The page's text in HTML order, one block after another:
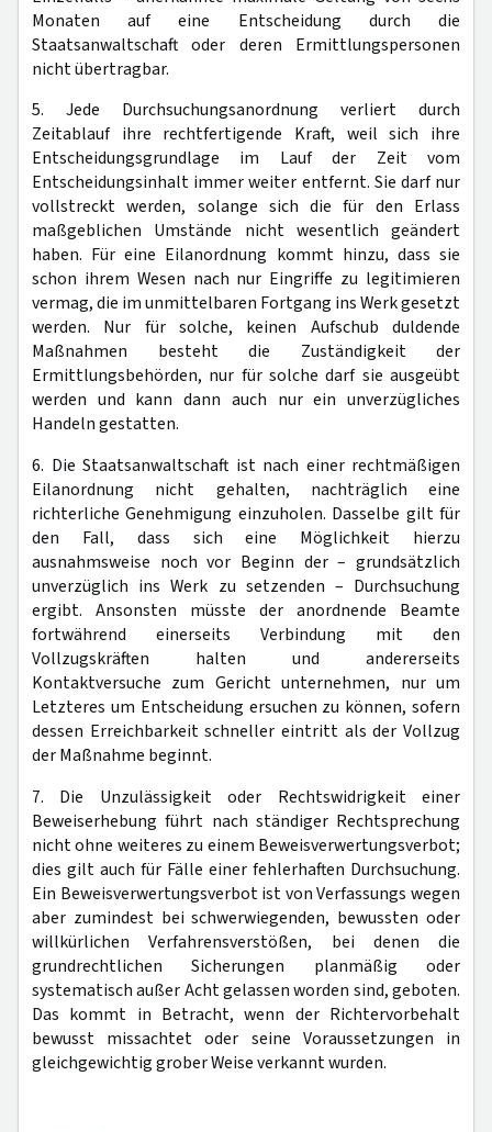
Monaten auf eine Entscheidung durch die
Staatsanwaltschaft oder deren Ermittlungspersonen
nicht übertragbar.
5. Jede Durchsuchungsanordnung verliert durch
Zeitablauf ihre rechtfertigende Kraft, weil sich ihre
Entscheidungsgrundlage im Lauf der Zeit vom
Entscheidungsinhalt immer weiter entfernt. Sie darf nur
vollstreckt werden, solange sich die für den Erlass
maßgeblichen Umstände nicht wesentlich geändert
haben. Für eine Eilanordnung kommt hinzu, dass sie
schon ihrem Wesen nach nur Eingriffe zu legitimieren
vermag, die im unmittelbaren Fortgang ins Werk gesetzt
werden. Nur für solche, keinen Aufschub duldende
Maßnahmen besteht die Zuständigkeit der
Ermittlungsbehörden, nur für solche darf sie ausgeübt
werden und kann dann auch nur ein unverzügliches
Handeln gestatten.
6. Die Staatsanwaltschaft ist nach einer rechtmäßigen
Eilanordnung nicht gehalten, nachträglich eine
richterliche Genehmigung einzuholen. Dasselbe gilt für
den Fall, dass sich eine Möglichkeit hierzu
ausnahmsweise noch vor Beginn der – grundsätzlich
unverzüglich ins Werk zu setzenden – Durchsuchung
ergibt. Ansonsten müsste der anordnende Beamte
fortwährend einerseits Verbindung mit den
Vollzugskräften halten und andererseits
Kontaktversuche zum Gericht unternehmen, nur um
Letzteres um Entscheidung ersuchen zu können, sofern
dessen Erreichbarkeit schneller eintritt als der Vollzug
der Maßnahme beginnt.
7. Die Unzulässigkeit oder Rechtswidrigkeit einer
Beweiserhebung führt nach ständiger Rechtsprechung
nicht ohne weiteres zu einem Beweisverwertungsverbot;
dies gilt auch für Fälle einer fehlerhaften Durchsuchung.
Ein Beweisverwertungsverbot ist von Verfassungs wegen
aber zumindest bei schwerwiegenden, bewussten oder
willkürlichen Verfahrensverstößen, bei denen die
grundrechtlichen Sicherungen planmäßig oder
systematisch außer Acht gelassen worden sind, geboten.
Das kommt in Betracht, wenn der Richtervorbehalt
bewusst missachtet oder seine Voraussetzungen in
gleichgewichtig grober Weise verkannt wurden.